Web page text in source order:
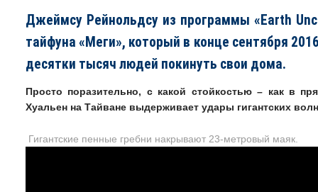
Джеймсу Рейнольдсу из программы «Earth
тайфуна «Меги», который в конце сентября
десятки тысяч людей покинуть свои дома.
Просто поразительно, с какой стойкостью – как в
Хуальен на Тайване выдерживает удары гигантских
Гигантские пенные гребни накрывают 23-метровый маяк.